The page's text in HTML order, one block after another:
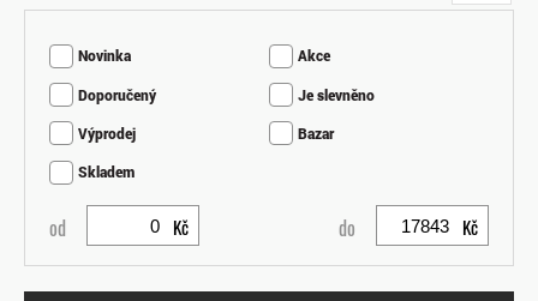
Trička
Košile
Mikiny a svetry
Helmy
Vesty
Novinka Akce
Doporučený Je slevněno
Výprodej Bazar
Skladem
od Kč do Kč